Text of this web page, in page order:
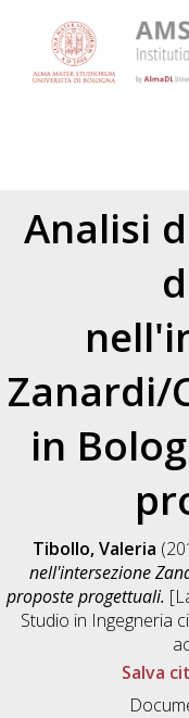
Analisi
Zanardi/
in
Tibollo, Valeria
nell'intersezione
proposte progettuali.
Studio in Ingegneria
Salva